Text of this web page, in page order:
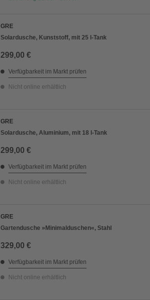
GRE
Solardusche, Kunststoff, mit 25 l-Tank
299,00 €
Verfügbarkeit im Markt prüfen
Nicht online erhältlich
GRE
Solardusche, Aluminium, mit 18 l-Tank
299,00 €
Verfügbarkeit im Markt prüfen
Nicht online erhältlich
GRE
Gartendusche »Minimalduschen«, Stahl
329,00 €
Verfügbarkeit im Markt prüfen
Nicht online erhältlich